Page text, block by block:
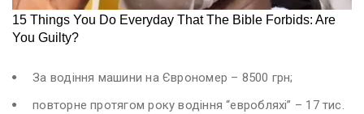
За водіння машини на Єврономер – 8500 грн;
повторне протягом року водіння “евробляхі” – 17 тис.